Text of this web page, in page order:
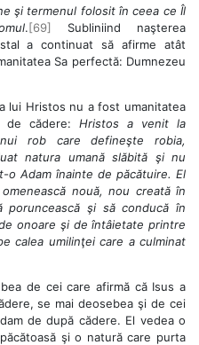
şi termenul folosit în ceea ce Îl
.[69]
Subliniind naşterea
a continuat să afirme atât
Sa perfectă: Dumnezeu
lui Hristos nu a fost umanitatea
de cădere:Hristos a venit la
rob care defineşte robia,
natura umană slăbită şi nu
o Adam înainte de păcătuire. El
nouă, nou creată în
şi să conducă în
onoare şi de întâietate printre
calea umilinţei care a culminat
de cei care afirmă că Isus a
se mai deosebea şi de cei
de după cădere. El vedea o
şi o natură care purta